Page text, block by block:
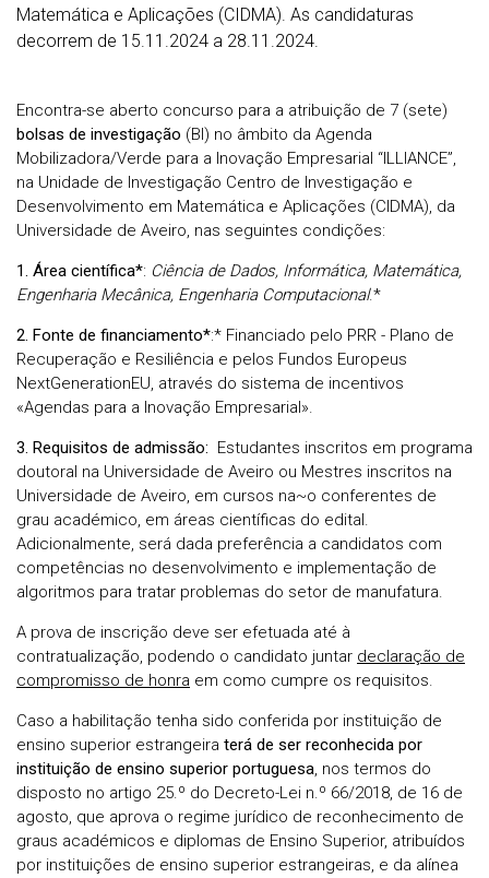
Matemática e Aplicações (CIDMA). As candidaturas
decorrem de 15.11.2024 a 28.11.2024.
Encontra-se aberto concurso para a atribuição de 7 (sete)
bolsas de investigação (BI) no âmbito da Agenda
Mobilizadora/Verde para a Inovação Empresarial “ILLIANCE”,
na Unidade de Investigação Centro de Investigação e
Desenvolvimento em Matemática e Aplicações (CIDMA), da
Universidade de Aveiro, nas seguintes condições:
1. Área científica*: Ciência de Dados, Informática, Matemática,
Engenharia Mecânica, Engenharia Computacional.*
2. Fonte de financiamento*:* Financiado pelo PRR - Plano de
Recuperação e Resiliência e pelos Fundos Europeus
NextGenerationEU, através do sistema de incentivos
«Agendas para a Inovação Empresarial».
3. Requisitos de admissão: Estudantes inscritos em programa
doutoral na Universidade de Aveiro ou Mestres inscritos na
Universidade de Aveiro, em cursos na~o conferentes de
grau académico, em áreas científicas do edital.
Adicionalmente, será dada preferência a candidatos com
competências no desenvolvimento e implementação de
algoritmos para tratar problemas do setor de manufatura.
A prova de inscrição deve ser efetuada até à
contratualização, podendo o candidato juntar declaração de
compromisso de honra em como cumpre os requisitos.
Caso a habilitação tenha sido conferida por instituição de
ensino superior estrangeira terá de ser reconhecida por
instituição de ensino superior portuguesa, nos termos do
disposto no artigo 25.º do Decreto-Lei n.º 66/2018, de 16 de
agosto, que aprova o regime jurídico de reconhecimento de
graus académicos e diplomas de Ensino Superior, atribuídos
por instituições de ensino superior estrangeiras, e da alínea